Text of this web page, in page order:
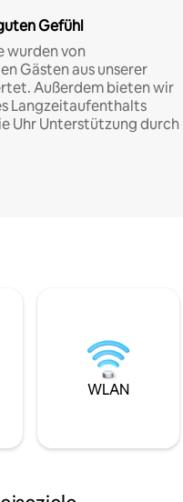
Gefühl
wurden von
Gästen aus unserer
Außerdem bieten wir
Langzeitaufenthalts
Uhr Unterstützung durch
WLAN